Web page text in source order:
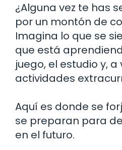
¿Alguna vez te has
por un montón de
Imagina lo que se
que está
juego, el estudio y,
actividades
Aquí es donde se
se preparan para
en el futuro.